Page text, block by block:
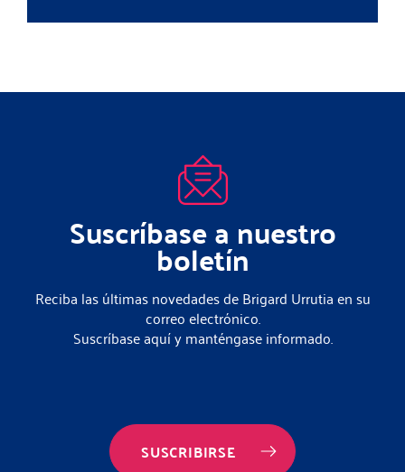
Suscríbase a nuestro
boletín
Reciba las últimas novedades de Brigard Urrutia en su
correo electrónico.
Suscríbase aquí y manténgase informado.
SUSCRIBIRSE